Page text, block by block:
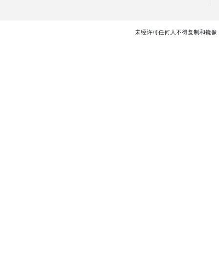
未经许可任何人不得复制和镜